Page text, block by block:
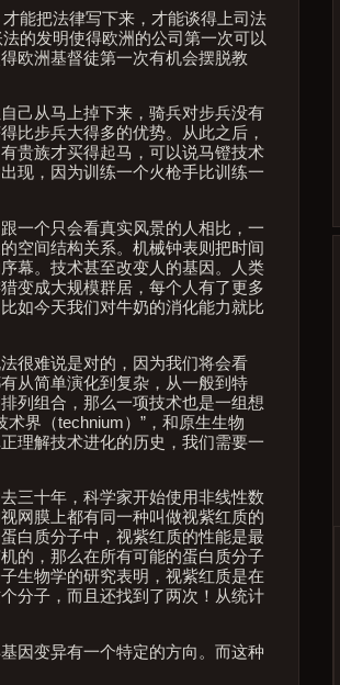
能把法律写下来，才能谈得上司法
的发明使得欧洲的公司第一次可以
欧洲基督徒第一次有机会摆脱教
己从马上掉下来，骑兵对步兵没有
比步兵大得多的优势。从此之后，
贵族才买得起马，可以说马镫技术
现，因为训练一个火枪手比训练一
一个只会看真实风景的人相比，一
空间结构关系。机械钟表则把时间
幕。技术甚至改变人的基因。人类
变成大规模群居，每个人有了更多
如今天我们对牛奶的消化能力就比
很难说是对的，因为我们将会看
从简单演化到复杂，从一般到特
列组合，那么一项技术也是一组想
界（technium）”，和原生生物
理解技术进化的历史，我们需要一
三十年，科学家开始使用非线性数
网膜上都有同一种叫做视紫红质的
白质分子中，视紫红质的性能是最
的，那么在所有可能的蛋白质分子
生物学的研究表明，视紫红质是在
分子，而且还找到了两次！从统计
因变异有一个特定的方向。而这种